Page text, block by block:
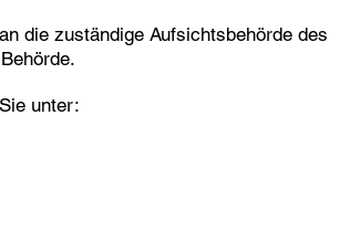
die zuständige Aufsichtsbehörde des
unter: